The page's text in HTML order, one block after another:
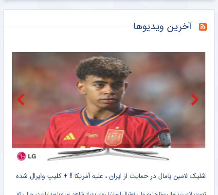
رسمی؛ امید عالیشاه به گل گهر سیرجان پیوست
فیفا توهین‌کنندگان به اینفانتینو را تهدید کرد
خبرگزاری مهر ایران به‌دنبال میزبانی از جام باشگاه‌های فوتسال آسیا
حقوق چند میلیاردی، پاداش سقوط به لیگ یک!
آخرین ویدیوها
شلیک لامین یامال در حمایت از ایران ، علیه آمریکا !! + کلیپ وایرال شده